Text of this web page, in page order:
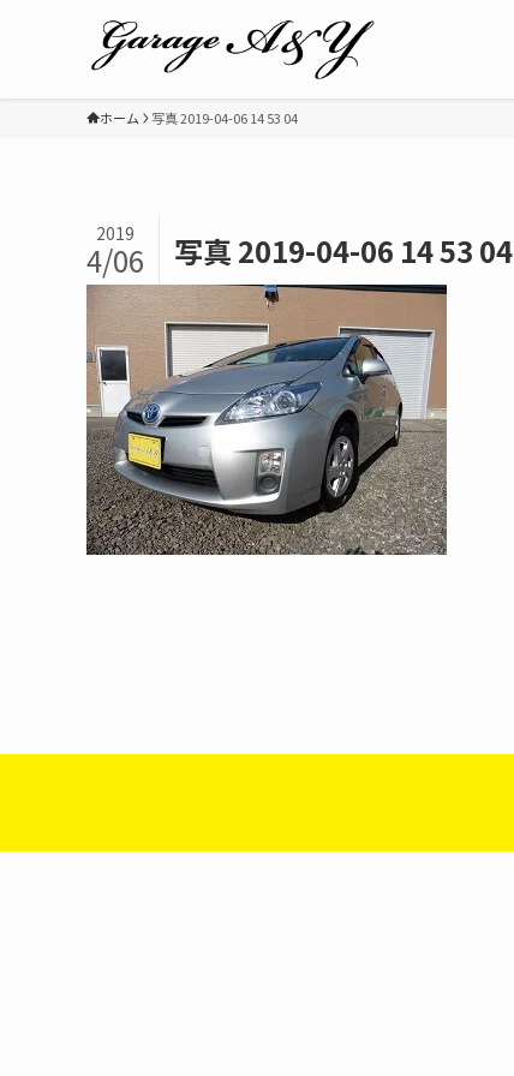
ホーム 写真 2019-04-06 14 53 04
写真 2019-04-06 14 53 04
2019
4/06